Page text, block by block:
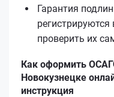
Гарантия
проверить их
Как оформить
Новокузнецке
инструкция